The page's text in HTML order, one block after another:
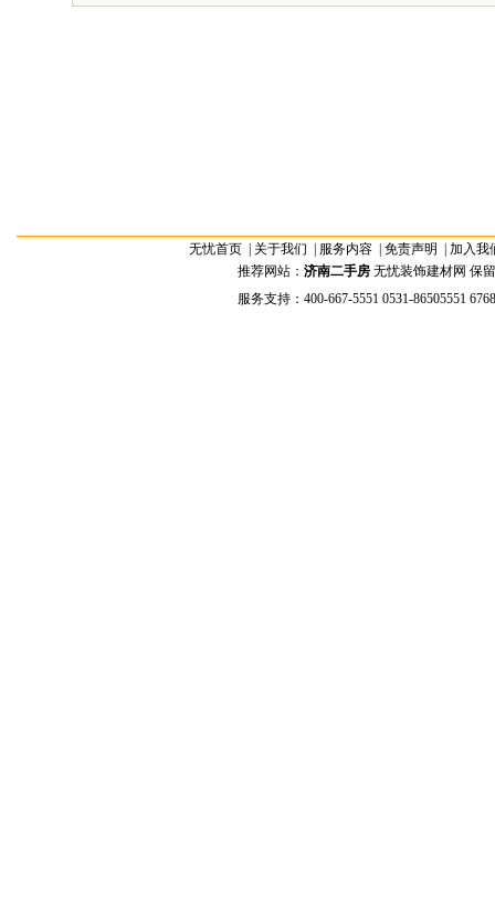
无忧首页 关于我们 服务内容 免责声明
加入我
推荐网站： 济南二手房 无忧装饰建材网 保
服务支持：400-667-5551 0531-86505551